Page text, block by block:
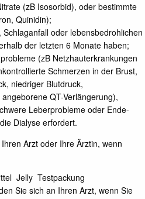
(zB Isosorbid), oder bestimmte
Quinidin);
oder lebensbedrohlichen
der letzten 6 Monate haben;
(zB Netzhauterkrankungen
Schmerzen in der Brust,
niedriger Blutdruck,
QT-Verlängerung),
Leberprobleme oder Ende-
Dialyse erfordert.
Arzt oder Ihre Ärztin, wenn
Jelly Testpackung
Sie sich an Ihren Arzt, wenn Sie